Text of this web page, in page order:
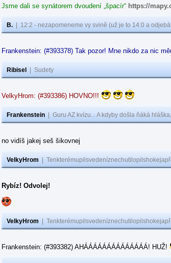
Jsme dali se synátorem dvoudení „špacír“ https://
B. 12:2 - nezapomeneme vy svině (už je to 14:0 a
Frankenstein: (#393378) Tak pozor! Mne nikdo za nic
Ribisel Sudety
VelkyHrom: (#393386) HOVNO!!!
Frankenstein Guru AZ kvízu... A kdyby došla ňáká
no vidíš jakej seš šikovnej
VelkyHrom
Rybíz! Odvolej!
VelkyHrom
Frankenstein: (#393382) AHÁÁÁÁÁÁÁÁÁÁÁÁÁÁ! HUŽ!